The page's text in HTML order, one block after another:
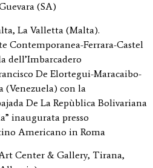
(SA)
La Valletta (Malta).
Contemporanea-Ferrara-Castel
dell’Imbarcadero
De Elortegui-Maracaibo-
(Venezuela) con la
De La Repùblica Bolivariana
inaugurata presso
Americano in Roma
Center & Gallery, Tirana,